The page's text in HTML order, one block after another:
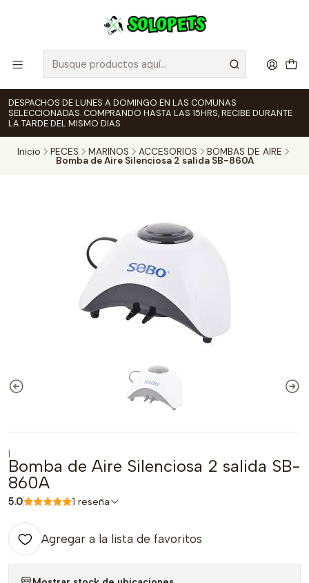
DESPACHOS DE LUNES A DOMINGO EN LAS COMUNAS
SELECCIONADAS. COMPRANDO HASTA LAS 15HRS, RECIBE DURANTE
LA TARDE DEL MISMO DIAS
Inicio PECES MARINOS ACCESORIOS BOMBAS DE AIRE
Bomba de Aire Silenciosa 2 salida SB-860A
|
Bomba de Aire Silenciosa 2 salida SB-
860A
5.0 1 reseña
Agregar a la lista de favoritos